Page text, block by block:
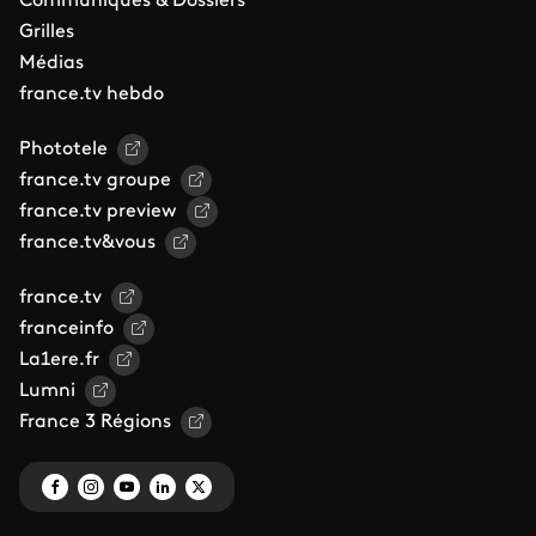
Grilles
Médias
france.tv hebdo
Phototele
france.tv groupe
france.tv preview
france.tv&vous
france.tv
franceinfo
La1ere.fr
Lumni
France 3 Régions